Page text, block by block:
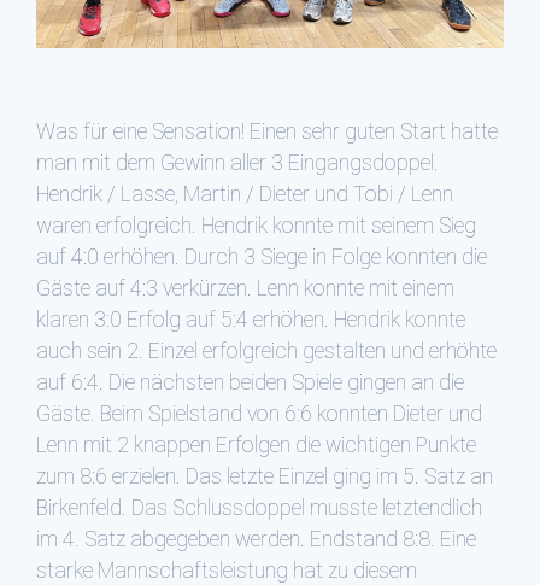
Was für eine Sensation! Einen sehr guten Start hatte
man mit dem Gewinn aller 3 Eingangsdoppel.
Hendrik / Lasse, Martin / Dieter und Tobi / Lenn
waren erfolgreich. Hendrik konnte mit seinem Sieg
auf 4:0 erhöhen. Durch 3 Siege in Folge konnten die
Gäste auf 4:3 verkürzen. Lenn konnte mit einem
klaren 3:0 Erfolg auf 5:4 erhöhen. Hendrik konnte
auch sein 2. Einzel erfolgreich gestalten und erhöhte
auf 6:4. Die nächsten beiden Spiele gingen an die
Gäste. Beim Spielstand von 6:6 konnten Dieter und
Lenn mit 2 knappen Erfolgen die wichtigen Punkte
zum 8:6 erzielen. Das letzte Einzel ging im 5. Satz an
Birkenfeld. Das Schlussdoppel musste letztendlich
im 4. Satz abgegeben werden. Endstand 8:8. Eine
starke Mannschaftsleistung hat zu diesem